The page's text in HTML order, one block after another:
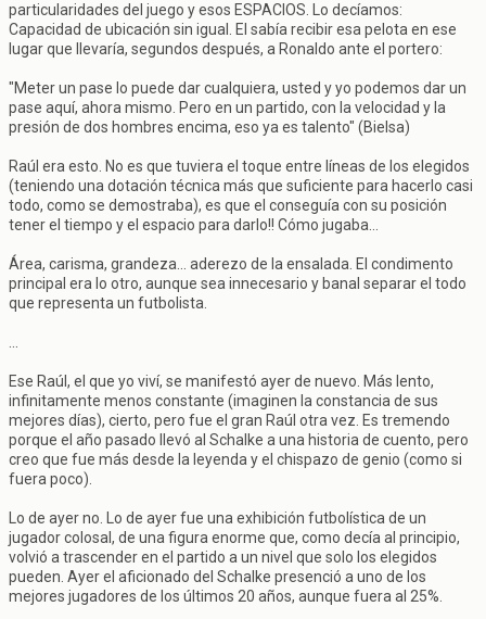
particularidades del juego y esos ESPACIOS. Lo decíamos:
Capacidad de ubicación sin igual. El sabía recibir esa pelota en ese
lugar que llevaría, segundos después, a Ronaldo ante el portero:
"Meter un pase lo puede dar cualquiera, usted y yo podemos dar un
pase aquí, ahora mismo. Pero en un partido, con la velocidad y la
presión de dos hombres encima, eso ya es talento" (Bielsa)
Raúl era esto. No es que tuviera el toque entre líneas de los elegidos
(teniendo una dotación técnica más que suficiente para hacerlo casi
todo, como se demostraba), es que el conseguía con su posición
tener el tiempo y el espacio para darlo!! Cómo jugaba...
Área, carisma, grandeza... aderezo de la ensalada. El condimento
principal era lo otro, aunque sea innecesario y banal separar el todo
que representa un futbolista.
Ese Raúl, el que yo viví, se manifestó ayer de nuevo. Más lento,
infinitamente menos constante (imaginen la constancia de sus
mejores días), cierto, pero fue el gran Raúl otra vez. Es tremendo
porque el año pasado llevó al Schalke a una historia de cuento, pero
creo que fue más desde la leyenda y el chispazo de genio (como si
fuera poco).
Lo de ayer no. Lo de ayer fue una exhibición futbolística de un
jugador colosal, de una figura enorme que, como decía al principio,
volvió a trascender en el partido a un nivel que solo los elegidos
pueden. Ayer el aficionado del Schalke presenció a uno de los
mejores jugadores de los últimos 20 años, aunque fuera al 25%.